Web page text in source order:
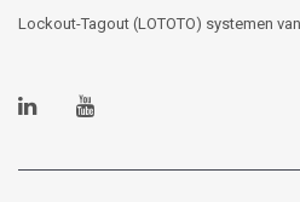
Lockout-Tagout (LOTOTO) systemen